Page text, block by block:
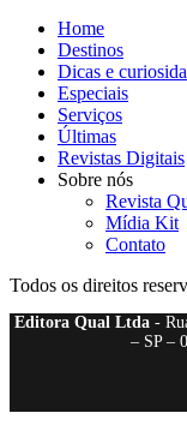
Home
Destinos
Dicas e
Especiais
Serviços
Últimas
Revistas Digitais
Sobre nós
Revista
Mídia Kit
Contato
Todos os direitos
Editora Qual Ltda-
– SP –